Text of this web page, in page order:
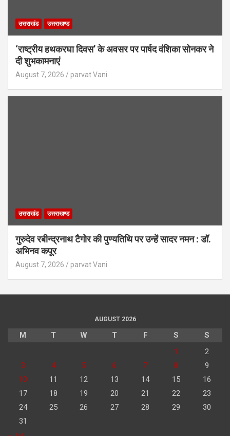
उत्तराखंड उत्तराखण्ड
‘राष्ट्रीय हथकरघा दिवस’ के अवसर पर पार्षद वंशिका सोनकर ने
दी शुभकामनाएं
August 7, 2026 parvat Vani
उत्तराखंड उत्तराखण्ड
गुरुदेव रबीन्द्रनाथ टैगोर की पुण्यतिथि पर उन्हें सादर नमन : डॉ.
अभिनव कपूर
August 7, 2026 parvat Vani
AUGUST 2026
M T W T F S
S
1
2
3
4 5 6 7 8
9
10
11 12 13 14 15
16
17
18 19 20 21 22
23
24
25 26 27 28 29
30
31